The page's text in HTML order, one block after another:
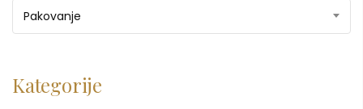
Pakovanje
Kategorije